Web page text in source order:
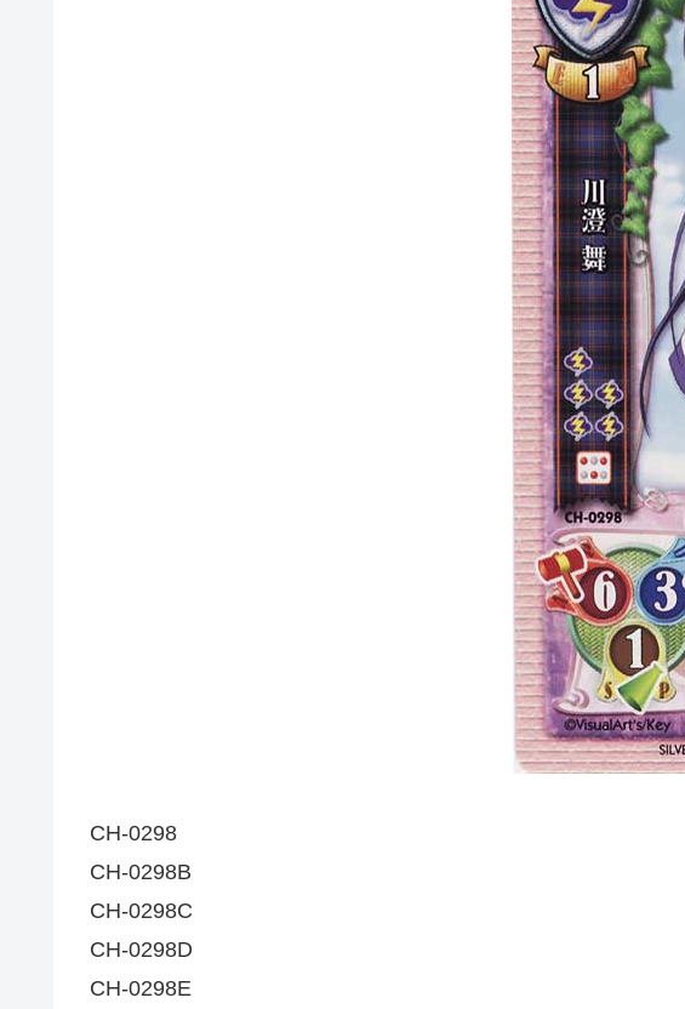
CH-0298
CH-0298B
CH-0298C
CH-0298D
CH-0298E